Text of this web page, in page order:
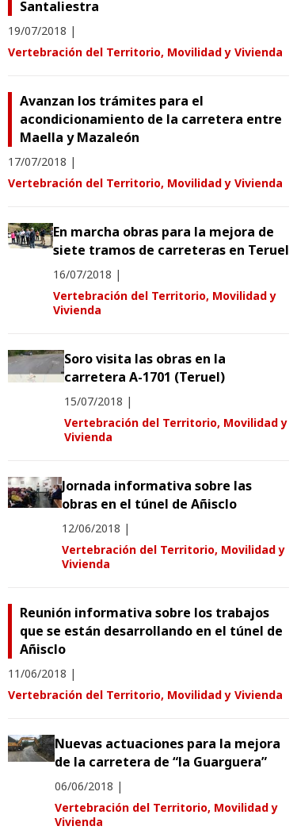
Santaliestra
19/07/2018 |
Vertebración del Territorio, Movilidad y Vivienda
Avanzan los trámites para el
acondicionamiento de la carretera entre
Maella y Mazaleón
17/07/2018 |
Vertebración del Territorio, Movilidad y Vivienda
En marcha obras para la mejora de
siete tramos de carreteras en Teruel
16/07/2018 |
Vertebración del Territorio, Movilidad y
Vivienda
Soro visita las obras en la
carretera A-1701 (Teruel)
15/07/2018 |
Vertebración del Territorio, Movilidad y
Vivienda
Jornada informativa sobre las
obras en el túnel de Añisclo
12/06/2018 |
Vertebración del Territorio, Movilidad y
Vivienda
Reunión informativa sobre los trabajos
que se están desarrollando en el túnel de
Añisclo
11/06/2018 |
Vertebración del Territorio, Movilidad y Vivienda
Nuevas actuaciones para la mejora
de la carretera de “la Guarguera”
06/06/2018 |
Vertebración del Territorio, Movilidad y
Vivienda